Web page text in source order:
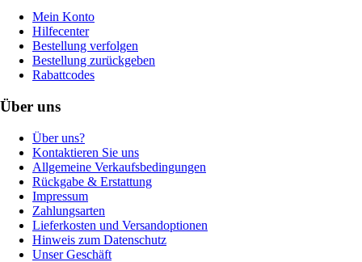
Mein Konto
Hilfecenter
Bestellung verfolgen
Bestellung zurückgeben
Rabattcodes
Über uns
Über uns?
Kontaktieren Sie uns
Allgemeine Verkaufsbedingungen
Rückgabe & Erstattung
Impressum
Zahlungsarten
Lieferkosten und Versandoptionen
Hinweis zum Datenschutz
Unser Geschäft